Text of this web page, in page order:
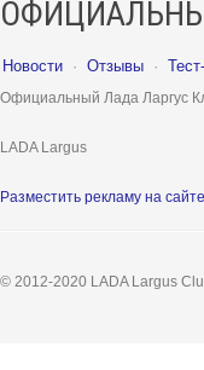
Новости · Отзывы ·
Официальный Лада Ларгус
LADA Largus
Разместить рекламу на сайте
© 2012-2020 LADA Largus